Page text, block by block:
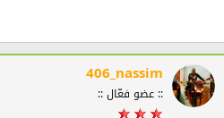
406_nassim
:: عضو فعّال ::